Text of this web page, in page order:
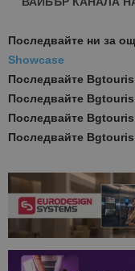
Последвайте ни за
Showcase
Последвайте
Последвайте
Последвайте
Последвайте